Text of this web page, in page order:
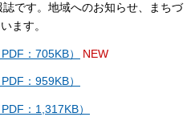
です。地域へのお知らせ、まちづ
ます。
：705KB） NEW
：959KB）
：1,317KB）